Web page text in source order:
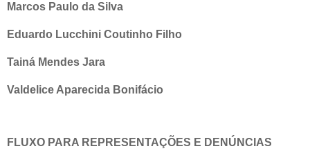
Marcos Paulo da Silva
Eduardo Lucchini Coutinho Filho
Tainá Mendes Jara
Valdelice Aparecida Bonifácio
FLUXO PARA REPRESENTAÇÕES E DENÚNCIAS